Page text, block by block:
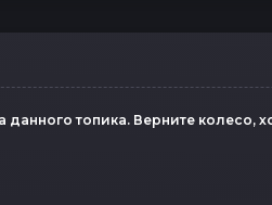
топика. Верните колесо,